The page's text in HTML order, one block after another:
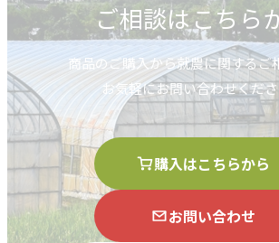
ご相談はこちら
商品のご購入から就農に関するご
お気軽にお問い合わせくだ
購入はこちらから
お問い合わせ